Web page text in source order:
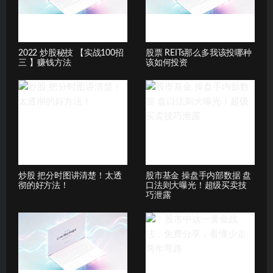
2022 炒股秘技 【实战100招
三 】赚钱方法
股票 REITs那么多我该投哪种
该如何投资
炒股 把分时图讲清楚！太透
彻的好方法！
股市基金 操盘手内部数据 盘
口法则大曝光！超级买卖技
巧泄露